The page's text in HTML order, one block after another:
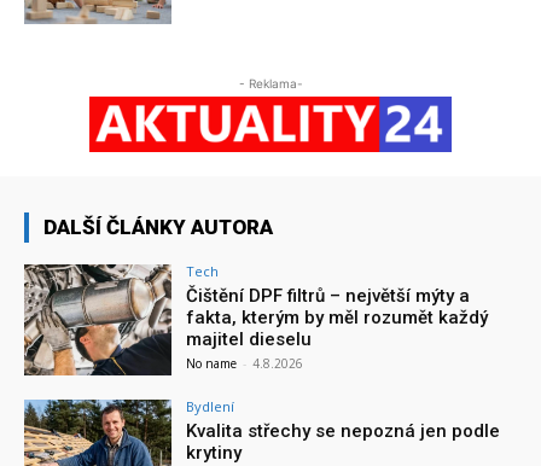
- Reklama-
DALŠÍ ČLÁNKY AUTORA
Tech
Čištění DPF filtrů – největší mýty a
fakta, kterým by měl rozumět každý
majitel dieselu
No name - 4.8.2026
Bydlení
Kvalita střechy se nepozná jen podle
krytiny